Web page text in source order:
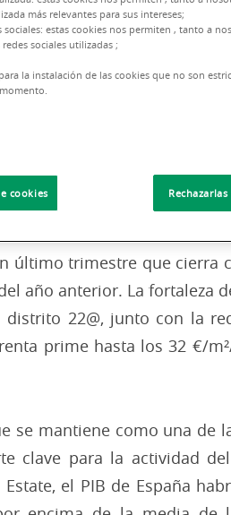
disponibilidad en los ejes
nivel más elevado de la
de inversión que el
impulsado por el tirón de la
en las rentas prime.
de oficinas con una
último trimestre que cierra
año anterior. La fortaleza
22@, junto con la
prime hasta los 32 €/
se mantiene como una de
clave para la actividad
el PIB de España
más relevantes para sus intereses;
sociales: estas cookies nos permiten , tanto a
sociales utilizadas ;
la instalación de las cookies que no son
cookies